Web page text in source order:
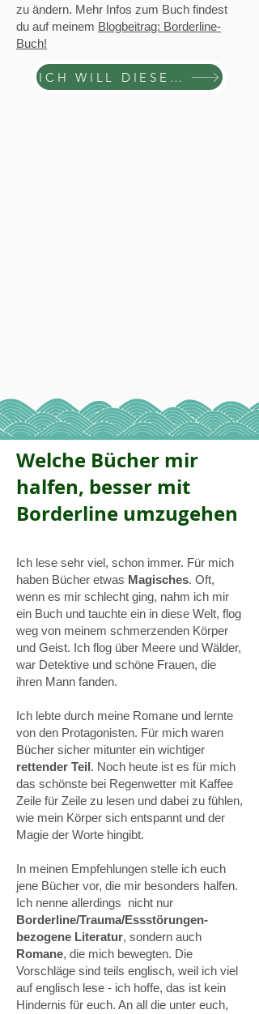
zu ändern. Mehr Infos zum Buch findest
du auf meinem Blogbeitrag: Borderline-
Buch!
ICH WILL DIESES BUCH HABEN!
Welche Bücher mir
halfen, besser mit
Borderline umzugehen
Ich lese sehr viel, schon immer. Für mich
haben Bücher etwas Magisches. Oft,
wenn es mir schlecht ging, nahm ich mir
ein Buch und tauchte ein in diese Welt, flog
weg von meinem schmerzenden Körper
und Geist. Ich flog über Meere und Wälder,
war Detektive und schöne Frauen, die
ihren Mann fanden.
Ich lebte durch meine Romane und lernte
von den Protagonisten. Für mich waren
Bücher sicher mitunter ein wichtiger
rettender Teil. Noch heute ist es für mich
das schönste bei Regenwetter mit Kaffee
Zeile für Zeile zu lesen und dabei zu fühlen,
wie mein Körper sich entspannt und der
Magie der Worte hingibt.
In meinen Empfehlungen stelle ich euch
jene Bücher vor, die mir besonders halfen.
Ich nenne allerdings nicht nur
Borderline/Trauma/Essstörungen-
bezogene Literatur, sondern auch
Romane, die mich bewegten. Die
Vorschläge sind teils englisch, weil ich viel
auf englisch lese - ich hoffe, das ist kein
Hindernis für euch. An all die unter euch,